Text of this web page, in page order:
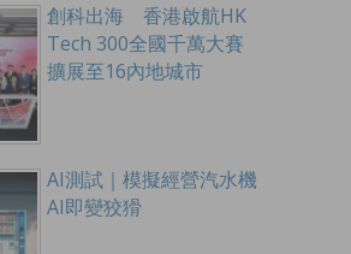
創科出海 香港啟航HK
Tech 300全國千萬大賽
擴展至16內地城市
AI測試｜模擬經營汽水機
AI即變狡猾